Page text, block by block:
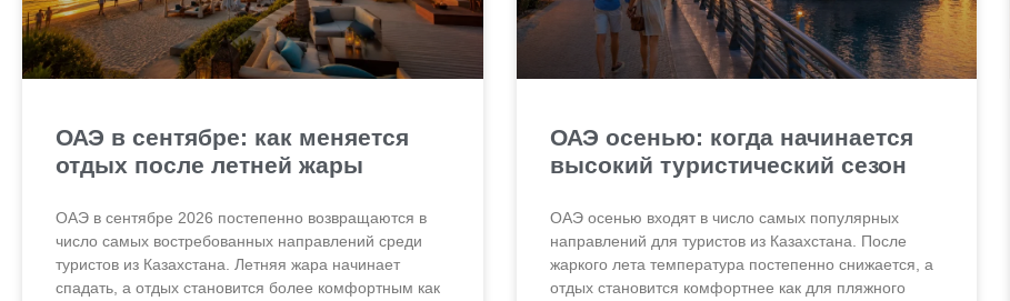
ОАЭ в сентябре: как меняется
отдых после летней жары
ОАЭ в сентябре 2026 постепенно возвращаются в
число самых востребованных направлений среди
туристов из Казахстана. Летняя жара начинает
спадать, а отдых становится более комфортным как
ОАЭ осенью: когда начинается
высокий туристический сезон
ОАЭ осенью входят в число самых популярных
направлений для туристов из Казахстана. После
жаркого лета температура постепенно снижается, а
отдых становится комфортнее как для пляжного